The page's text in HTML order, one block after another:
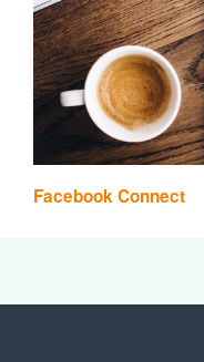
Facebook Connect